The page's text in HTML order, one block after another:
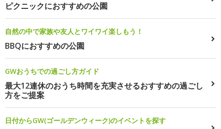
ピクニックにおすすめの公園
自然の中で家族や友人とワイワイ楽しもう！
BBQにおすすめの公園
GWおうちでの過ごし方ガイド
最大12連休のおうち時間を充実させるおすすめの過ごし
方をご提案
日付からGW(ゴールデンウィーク)のイベントを探す